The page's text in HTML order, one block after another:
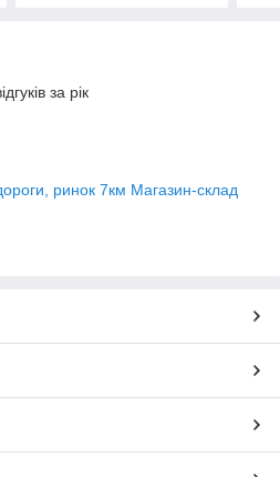
за рік
ринок 7км Магазин-склад